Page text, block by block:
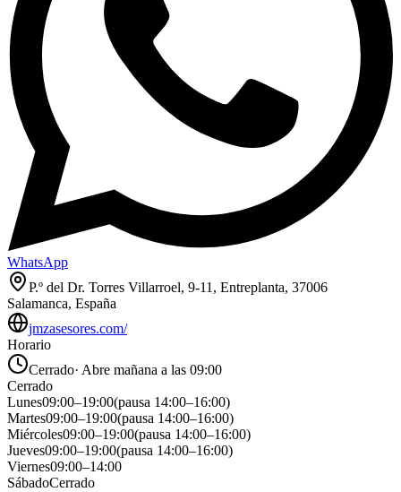
WhatsApp
P.º del Dr. Torres Villarroel, 9-11, Entreplanta, 37006
Salamanca, España
jmzasesores.com/
Horario
Cerrado· Abre mañana a las 09:00
Cerrado
Lunes09:00–19:00(pausa 14:00–16:00)
Martes09:00–19:00(pausa 14:00–16:00)
Miércoles09:00–19:00(pausa 14:00–16:00)
Jueves09:00–19:00(pausa 14:00–16:00)
Viernes09:00–14:00
SábadoCerrado